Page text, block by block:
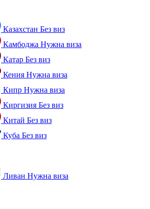
Казахстан Без виз
Камбоджа Нужна виза
Катар Без виз
Кения Нужна виза
Кипр Нужна виза
Киргизия Без виз
Китай Без виз
Куба Без виз
Ливан Нужна виза